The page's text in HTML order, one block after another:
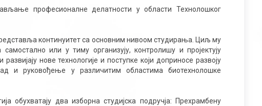
професионалне делатности у области Технолошког
континуитет са основним нивоом студирања. Циљ му
или у тиму организују, контролишу и пројектују
нове технологије и поступке који доприносе развоју
и руковођење у различитим областима биотехнолошке
обухватају два изборна студијска подручја: Прехрамбену